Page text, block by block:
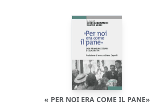
« PER NOI ERA COME IL PANE»